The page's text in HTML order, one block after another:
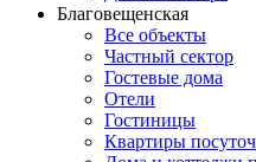
Благовещенская
Все объекты
Частный сектор
Гостевые дома
Отели
Гостиницы
Квартиры